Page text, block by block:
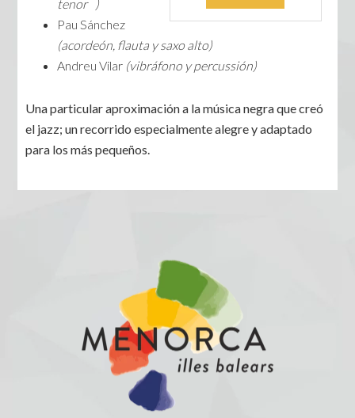
tenor )
Pau Sánchez
(acordeón, flauta y saxo alto)
Andreu Vilar (vibráfono y percussión)
Una particular aproximación a la música negra que creó
el jazz; un recorrido especialmente alegre y adaptado
para los más pequeños.